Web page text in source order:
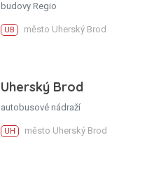
budovy Regio
UB město Uherský Brod
Uherský Brod
autobusové nádraží
UH město Uherský Brod